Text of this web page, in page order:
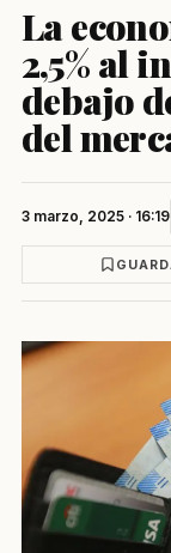
La
2,5% al
debajo
del
3 marzo, 2025 · 16:19